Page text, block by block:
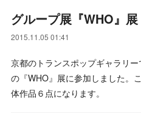
グループ展『WHO』展
2015.11.05 01:41
京都のトランスポップギャラリ
の『WHO』展に参加しました。
体作品６点になります。